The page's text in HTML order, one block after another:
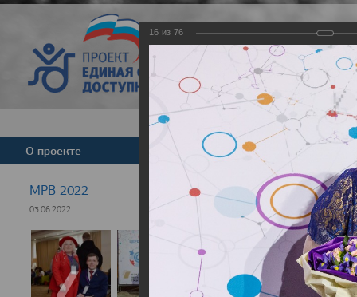
Версия для
О проекте Новости
МРВ 2022
03.06.2022
16 из 76